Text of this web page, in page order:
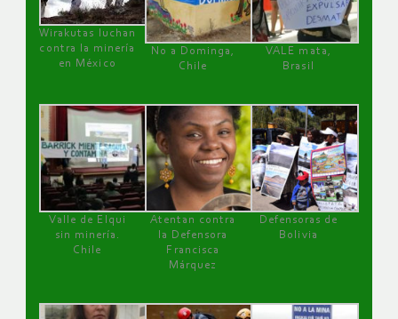
Wirakutas luchan
contra la minería
en México
No a Dominga,
Chile
VALE mata,
Brasil
Valle de Elqui
sin minería.
Chile
Atentan contra
la Defensora
Francisca
Márquez
Defensoras de
Bolivia